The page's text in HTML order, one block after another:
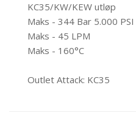
KC35/KW/KEW utløp
Maks - 344 Bar 5.000 PSI
Maks - 45 LPM
Maks - 160°C
Outlet Attack: KC35